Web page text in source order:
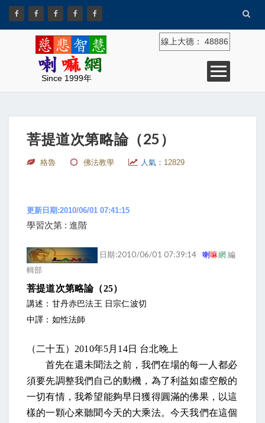
Since 1999年
線上大德： 48886
菩提道次第略論（25）
格魯 佛法教學 人氣： 12829
更新日期:2010/06/01 07:41:15
學習次第 : 進階
日期:2010/06/01 07:39:14喇嘛網編
輯部
菩提道次第略論（25）
講述：甘丹赤巴法王 日宗仁波切
中譯：如性法師
（二十五） 2010年5月 14日 台北晚上
首先在還未聞法之前，我們在場的每一人都必
須要先調整我們自己的動機，為了利益如虛空般的
一切有情，我希望能夠早日獲得圓滿的佛果，以這
樣的一顆心來聽聞今天的大乘法。今天我們在這個